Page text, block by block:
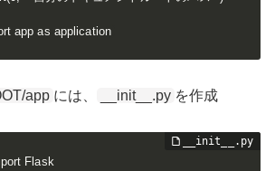
app as application
app には、 __init__.py を作成
Flask